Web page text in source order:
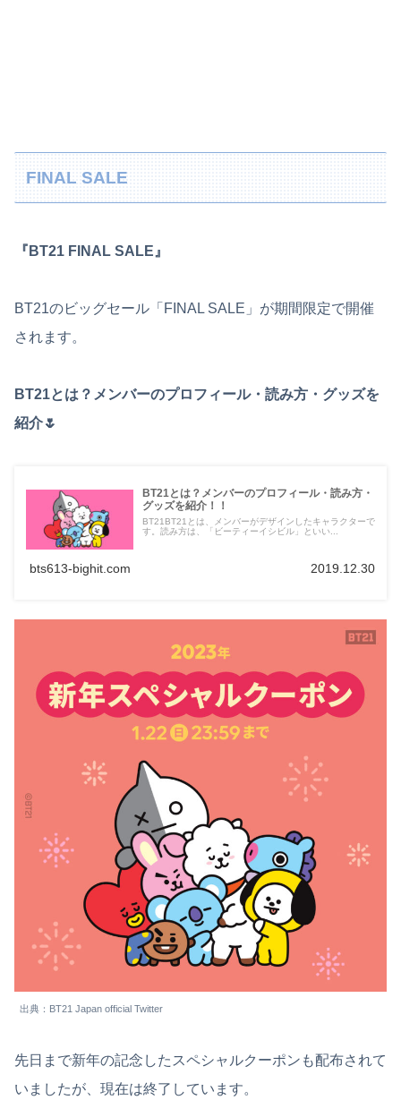
FINAL SALE
『BT21 FINAL SALE』
BT21のビッグセール「FINAL SALE」が期間限定で開催
されます。
BT21とは？メンバーのプロフィール・読み方・グッズを
紹介🌷
BT21とは？メンバーのプロフィール・読み方・
グッズを紹介！！
BT21BT21とは、メンバーがデザインしたキャラクターで
す。読み方は、「ビーティーイシビル」といい...
bts613-bighit.com 2019.12.30
出典：BT21 Japan official Twitter
先日まで新年の記念したスペシャルクーポンも配布されて
いましたが、現在は終了しています。